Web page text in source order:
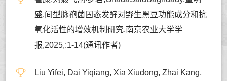
盛.间型脉孢菌固态发酵对野生黑豆功能成分和抗
氧化活性的增效机制研究,南京农业大学学
报,2025,:1-14(通讯作者)
Liu Yifei, Dai Yiqiang, Xia Xiudong, Zhai Kang,